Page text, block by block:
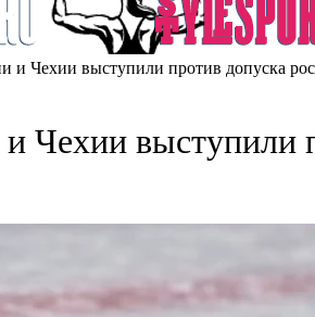
Чехии выступили против допуска
выступили